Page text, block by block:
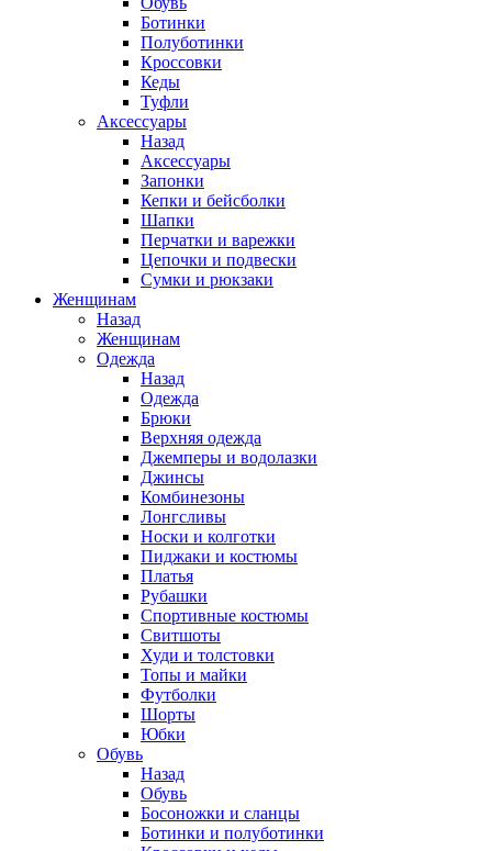
Ботинки
Полуботинки
Кроссовки
Кеды
Туфли
Аксессуары
Назад
Аксессуары
Запонки
Кепки и бейсболки
Шапки
Перчатки и варежки
Цепочки и подвески
Сумки и рюкзаки
Женщинам
Назад
Женщинам
Одежда
Назад
Одежда
Брюки
Верхняя одежда
Джемперы и водолазки
Джинсы
Комбинезоны
Лонгсливы
Носки и колготки
Пиджаки и костюмы
Платья
Рубашки
Спортивные костюмы
Свитшоты
Худи и толстовки
Топы и майки
Футболки
Шорты
Юбки
Обувь
Назад
Обувь
Босоножки и сланцы
Ботинки и полуботинки